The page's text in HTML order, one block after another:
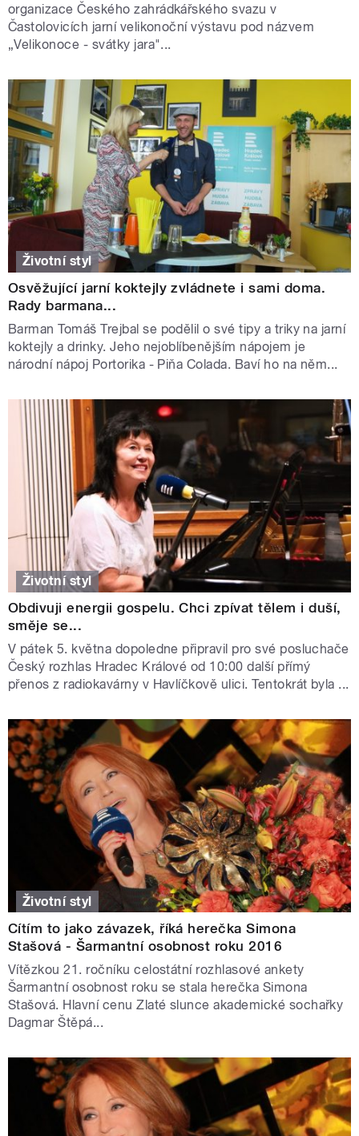
organizace Českého zahrádkářského svazu v
Častolovicích jarní velikonoční výstavu pod názvem
„Velikonoce - svátky jara"...
Životní styl
Osvěžující jarní koktejly zvládnete i sami doma.
Rady barmana...
Barman Tomáš Trejbal se podělil o své tipy a triky na jarní
koktejly a drinky. Jeho nejoblíbenějším nápojem je
národní nápoj Portorika - Piňa Colada. Baví ho na něm...
Životní styl
Obdivuji energii gospelu. Chci zpívat tělem i duší,
směje se...
V pátek 5. května dopoledne připravil pro své posluchače
Český rozhlas Hradec Králové od 10:00 další přímý
přenos z radiokavárny v Havlíčkově ulici. Tentokrát byla ...
Životní styl
Cítím to jako závazek, říká herečka Simona
Stašová - Šarmantní osobnost roku 2016
Vítězkou 21. ročníku celostátní rozhlasové ankety
Šarmantní osobnost roku se stala herečka Simona
Stašová. Hlavní cenu Zlaté slunce akademické sochařky
Dagmar Štěpá...